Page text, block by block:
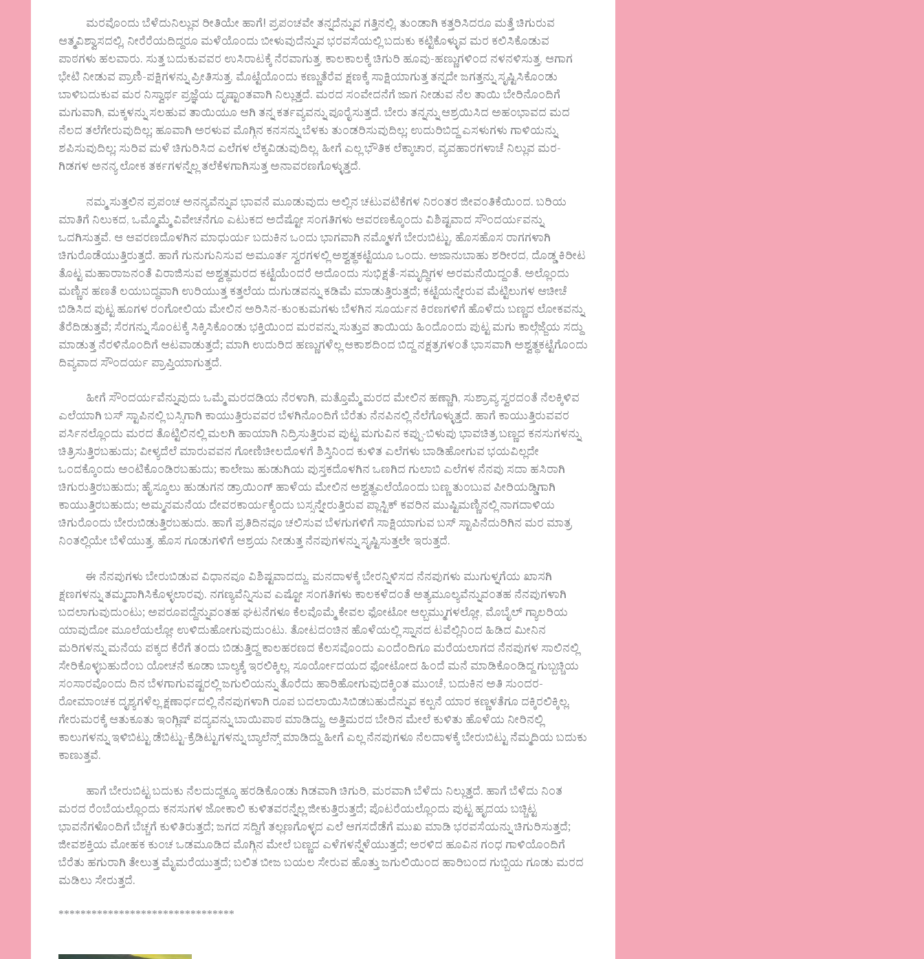
ಮರವೊಂದು ಬೆಳೆದುನಿಲ್ಲುವ ರೀತಿಯೇ ಹಾಗೆ! ಪ್ರಪಂಚವೇ ತನ್ನದೆನ್ನುವ ಗತ್ತಿನಲ್ಲಿ, ತುಂಡಾಗಿ ಕತ್ತರಿಸಿದರೂ ಮತ್ತೆ ಚಿಗುರುವ
ಆತ್ಮವಿಶ್ವಾಸದಲ್ಲಿ, ನೀರೆರೆಯದಿದ್ದರೂ ಮಳೆಯೊಂದು ಬೀಳುವುದೆನ್ನುವ ಭರವಸೆಯಲ್ಲಿ ಬದುಕು ಕಟ್ಟಿಕೊಳ್ಳುವ ಮರ ಕಲಿಸಿಕೊಡುವ
ಪಾಠಗಳು ಹಲವಾರು. ಸುತ್ತ ಬದುಕುವವರ ಉಸಿರಾಟಕ್ಕೆ ನೆರವಾಗುತ್ತ, ಕಾಲಕಾಲಕ್ಕೆ ಚಿಗುರಿ ಹೂವು-ಹಣ್ಣುಗಳಿಂದ ನಳನಳಿಸುತ್ತ, ಆಗಾಗ
ಭೇಟಿ ನೀಡುವ ಪ್ರಾಣಿ-ಪಕ್ಷಿಗಳನ್ನು ಪ್ರೀತಿಸುತ್ತ, ಮೊಟ್ಟೆಯೊಂದು ಕಣ್ಣುತೆರೆವ ಕ್ಷಣಕ್ಕೆ ಸಾಕ್ಷಿಯಾಗುತ್ತ ತನ್ನದೇ ಜಗತ್ತನ್ನು ಸೃಷ್ಟಿಸಿಕೊಂಡು
ಬಾಳಿಬದುಕುವ ಮರ ನಿಸ್ವಾರ್ಥ ಪ್ರಜ್ಞೆಯ ದೃಷ್ಟಾಂತವಾಗಿ ನಿಲ್ಲುತ್ತದೆ. ಮರದ ಸಂವೇದನೆಗೆ ಜಾಗ ನೀಡುವ ನೆಲ ತಾಯಿ ಬೇರಿನೊಂದಿಗೆ
ಮಗುವಾಗಿ, ಮಕ್ಕಳನ್ನು ಸಲಹುವ ತಾಯಿಯೂ ಆಗಿ ತನ್ನ ಕರ್ತವ್ಯವನ್ನು ಪೂರೈಸುತ್ತದೆ. ಬೇರು ತನ್ನನ್ನು ಆಶ್ರಯಿಸಿದ ಅಹಂಭಾವದ ಮದ
ನೆಲದ ತಲೆಗೇರುವುದಿಲ್ಲ; ಹೂವಾಗಿ ಅರಳುವ ಮೊಗ್ಗಿನ ಕನಸನ್ನು ಬೆಳಕು ತುಂಡರಿಸುವುದಿಲ್ಲ; ಉದುರಿಬಿದ್ದ ಎಸಳುಗಳು ಗಾಳಿಯನ್ನು
ಶಪಿಸುವುದಿಲ್ಲ; ಸುರಿವ ಮಳೆ ಚಿಗುರಿಸಿದ ಎಲೆಗಳ ಲೆಕ್ಕವಿಡುವುದಿಲ್ಲ. ಹೀಗೆ ಎಲ್ಲ ಭೌತಿಕ ಲೆಕ್ಕಾಚಾರ, ವ್ಯವಹಾರಗಳಾಚೆ ನಿಲ್ಲುವ ಮರ-
ಗಿಡಗಳ ಅನನ್ಯ ಲೋಕ ತರ್ಕಗಳನ್ನೆಲ್ಲ ತಲೆಕೆಳಗಾಗಿಸುತ್ತ ಅನಾವರಣಗೊಳ್ಳುತ್ತದೆ.
ನಮ್ಮ ಸುತ್ತಲಿನ ಪ್ರಪಂಚ ಅನನ್ಯವೆನ್ನುವ ಭಾವನೆ ಮೂಡುವುದು ಅಲ್ಲಿನ ಚಟುವಟಿಕೆಗಳ ನಿರಂತರ ಜೀವಂತಿಕೆಯಿಂದ. ಬರಿಯ
ಮಾತಿಗೆ ನಿಲುಕದ, ಒಮ್ಮೊಮ್ಮೆ ವಿವೇಚನೆಗೂ ಎಟುಕದ ಅದೆಷ್ಟೋ ಸಂಗತಿಗಳು ಆವರಣಕ್ಕೊಂದು ವಿಶಿಷ್ಟವಾದ ಸೌಂದರ್ಯವನ್ನು
ಒದಗಿಸುತ್ತವೆ. ಆ ಆವರಣದೊಳಗಿನ ಮಾಧುರ್ಯ ಬದುಕಿನ ಒಂದು ಭಾಗವಾಗಿ ನಮ್ಮೊಳಗೆ ಬೇರುಬಿಟ್ಟು, ಹೊಸಹೊಸ ರಾಗಗಳಾಗಿ
ಚಿಗುರೊಡೆಯುತ್ತಿರುತ್ತದೆ. ಹಾಗೆ ಗುನುಗುನಿಸುವ ಅಮೂರ್ತ ಸ್ವರಗಳಲ್ಲಿ ಅಶ್ವತ್ಥಕಟ್ಟೆಯೂ ಒಂದು. ಅಜಾನುಬಾಹು ಶರೀರದ, ದೊಡ್ಡ ಕಿರೀಟ
ತೊಟ್ಟ ಮಹಾರಾಜನಂತೆ ವಿರಾಜಿಸುವ ಅಶ್ವತ್ಥಮರದ ಕಟ್ಟೆಯೆಂದರೆ ಅದೊಂದು ಸುಭಿಕ್ಷತೆ-ಸಮೃದ್ಧಿಗಳ ಅರಮನೆಯಿದ್ದಂತೆ. ಅಲ್ಲೊಂದು
ಮಣ್ಣಿನ ಹಣತೆ ಲಯಬದ್ಧವಾಗಿ ಉರಿಯುತ್ತ ಕತ್ತಲೆಯ ದುಗುಡವನ್ನು ಕಡಿಮೆ ಮಾಡುತ್ತಿರುತ್ತದೆ; ಕಟ್ಟೆಯನ್ನೇರುವ ಮೆಟ್ಟಿಲುಗಳ ಆಚೀಚೆ
ಬಿಡಿಸಿದ ಪುಟ್ಟ ಹೂಗಳ ರಂಗೋಲಿಯ ಮೇಲಿನ ಅರಿಸಿನ-ಕುಂಕುಮಗಳು ಬೆಳಗಿನ ಸೂರ್ಯನ ಕಿರಣಗಳಿಗೆ ಹೊಳೆದು ಬಣ್ಣದ ಲೋಕವನ್ನು
ತೆರೆದಿಡುತ್ತವೆ; ಸೆರಗನ್ನು ಸೊಂಟಕ್ಕೆ ಸಿಕ್ಕಿಸಿಕೊಂಡು ಭಕ್ತಿಯಿಂದ ಮರವನ್ನು ಸುತ್ತುವ ತಾಯಿಯ ಹಿಂದೊಂದು ಪುಟ್ಟ ಮಗು ಕಾಲ್ಗೆಜ್ಜೆಯ ಸದ್ದು
ಮಾಡುತ್ತ ನೆರಳಿನೊಂದಿಗೆ ಆಟವಾಡುತ್ತದೆ; ಮಾಗಿ ಉದುರಿದ ಹಣ್ಣುಗಳೆಲ್ಲ ಆಕಾಶದಿಂದ ಬಿದ್ದ ನಕ್ಷತ್ರಗಳಂತೆ ಭಾಸವಾಗಿ ಅಶ್ವತ್ಥಕಟ್ಟೆಗೊಂದು
ದಿವ್ಯವಾದ ಸೌಂದರ್ಯ ಪ್ರಾಪ್ತಿಯಾಗುತ್ತದೆ.
ಹೀಗೆ ಸೌಂದರ್ಯವೆನ್ನುವುದು ಒಮ್ಮೆ ಮರದಡಿಯ ನೆರಳಾಗಿ, ಮತ್ತೊಮ್ಮೆ ಮರದ ಮೇಲಿನ ಹಣ್ಣಾಗಿ, ಸುಶ್ರಾವ್ಯ ಸ್ವರದಂತೆ ನೆಲಕ್ಕಿಳಿವ
ಎಲೆಯಾಗಿ ಬಸ್ ಸ್ಟಾಪಿನಲ್ಲಿ ಬಸ್ಸಿಗಾಗಿ ಕಾಯುತ್ತಿರುವವರ ಬೆಳಗಿನೊಂದಿಗೆ ಬೆರೆತು ನೆನಪಿನಲ್ಲಿ ನೆಲೆಗೊಳ್ಳುತ್ತದೆ. ಹಾಗೆ ಕಾಯುತ್ತಿರುವವರ
ಪರ್ಸಿನಲ್ಲೊಂದು ಮರದ ತೊಟ್ಟಿಲಿನಲ್ಲಿ ಮಲಗಿ ಹಾಯಾಗಿ ನಿದ್ರಿಸುತ್ತಿರುವ ಪುಟ್ಟ ಮಗುವಿನ ಕಪ್ಪು-ಬಿಳುಪು ಭಾವಚಿತ್ರ ಬಣ್ಣದ ಕನಸುಗಳನ್ನು
ಚಿತ್ರಿಸುತ್ತಿರಬಹುದು; ವೀಳ್ಯದೆಲೆ ಮಾರುವವನ ಗೋಣಿಚೀಲದೊಳಗೆ ಶಿಸ್ತಿನಿಂದ ಕುಳಿತ ಎಲೆಗಳು ಬಾಡಿಹೋಗುವ ಭಯವಿಲ್ಲದೇ
ಒಂದಕ್ಕೊಂದು ಅಂಟಿಕೊಂಡಿರಬಹುದು; ಕಾಲೇಜು ಹುಡುಗಿಯ ಪುಸ್ತಕದೊಳಗಿನ ಒಣಗಿದ ಗುಲಾಬಿ ಎಲೆಗಳ ನೆನಪು ಸದಾ ಹಸಿರಾಗಿ
ಚಿಗುರುತ್ತಿರಬಹುದು; ಹೈಸ್ಕೂಲು ಹುಡುಗನ ಡ್ರಾಯಿಂಗ್ ಹಾಳೆಯ ಮೇಲಿನ ಅಶ್ವತ್ಥಎಲೆಯೊಂದು ಬಣ್ಣ ತುಂಬುವ ಪೀರಿಯಡ್ಡಿಗಾಗಿ
ಕಾಯುತ್ತಿರಬಹುದು; ಅಮ್ಮನಮನೆಯ ದೇವರಕಾರ್ಯಕ್ಕೆಂದು ಬಸ್ಸನ್ನೇರುತ್ತಿರುವ ಪ್ಲಾಸ್ಟಿಕ್ ಕವರಿನ ಮುಷ್ಟಿಮಣ್ಣಿನಲ್ಲಿ ನಾಗದಾಳಿಯ
ಚಿಗುರೊಂದು ಬೇರುಬಿಡುತ್ತಿರಬಹುದು. ಹಾಗೆ ಪ್ರತಿದಿನವೂ ಚಲಿಸುವ ಬೆಳಗುಗಳಿಗೆ ಸಾಕ್ಷಿಯಾಗುವ ಬಸ್ ಸ್ಟಾಪಿನೆದುರಿಗಿನ ಮರ ಮಾತ್ರ
ನಿಂತಲ್ಲಿಯೇ ಬೆಳೆಯುತ್ತ, ಹೊಸ ಗೂಡುಗಳಿಗೆ ಆಶ್ರಯ ನೀಡುತ್ತ ನೆನಪುಗಳನ್ನು ಸೃಷ್ಟಿಸುತ್ತಲೇ ಇರುತ್ತದೆ.
ಈ ನೆನಪುಗಳು ಬೇರುಬಿಡುವ ವಿಧಾನವೂ ವಿಶಿಷ್ಟವಾದದ್ದು. ಮನದಾಳಕ್ಕೆ ಬೇರನ್ನಿಳಿಸದ ನೆನಪುಗಳು ಮುಗುಳ್ನಗೆಯ ಖಾಸಗಿ
ಕ್ಷಣಗಳನ್ನು ತಮ್ಮದಾಗಿಸಿಕೊಳ್ಳಲಾರವು. ನಗಣ್ಯವೆನ್ನಿಸುವ ಎಷ್ಟೋ ಸಂಗತಿಗಳು ಕಾಲಕಳೆದಂತೆ ಅತ್ಯಮೂಲ್ಯವೆನ್ನುವಂತಹ ನೆನಪುಗಳಾಗಿ
ಬದಲಾಗುವುದುಂಟು; ಅಪರೂಪದ್ದೆನ್ನುವಂತಹ ಘಟನೆಗಳೂ ಕೆಲವೊಮ್ಮೆ ಕೇವಲ ಫೋಟೋ ಆಲ್ಬಮ್ಮುಗಳಲ್ಲೋ, ಮೊಬೈಲ್ ಗ್ಯಾಲರಿಯ
ಯಾವುದೋ ಮೂಲೆಯಲ್ಲೋ ಉಳಿದುಹೋಗುವುದುಂಟು. ತೋಟದಂಚಿನ ಹೊಳೆಯಲ್ಲಿ ಸ್ನಾನದ ಟವೆಲ್ಲಿನಿಂದ ಹಿಡಿದ ಮೀನಿನ
ಮರಿಗಳನ್ನು ಮನೆಯ ಪಕ್ಕದ ಕೆರೆಗೆ ತಂದು ಬಿಡುತ್ತಿದ್ದ ಕಾಲಹರಣದ ಕೆಲಸವೊಂದು ಎಂದೆಂದಿಗೂ ಮರೆಯಲಾಗದ ನೆನಪುಗಳ ಸಾಲಿನಲ್ಲಿ
ಸೇರಿಕೊಳ್ಳಬಹುದೆಂಬ ಯೋಚನೆ ಕೂಡಾ ಬಾಲ್ಯಕ್ಕೆ ಇರಲಿಕ್ಕಿಲ್ಲ. ಸೂರ್ಯೋದಯದ ಫೋಟೋದ ಹಿಂದೆ ಮನೆ ಮಾಡಿಕೊಂಡಿದ್ದ ಗುಬ್ಬಚ್ಚಿಯ
ಸಂಸಾರವೊಂದು ದಿನ ಬೆಳಗಾಗುವಷ್ಟರಲ್ಲಿ ಜಗುಲಿಯನ್ನು ತೊರೆದು ಹಾರಿಹೋಗುವುದಕ್ಕಿಂತ ಮುಂಚೆ, ಬದುಕಿನ ಅತಿ ಸುಂದರ-
ರೋಮಾಂಚಕ ದೃಶ್ಯಗಳೆಲ್ಲ ಕ್ಷಣಾರ್ಧದಲ್ಲಿ ನೆನಪುಗಳಾಗಿ ರೂಪ ಬದಲಾಯಿಸಿಬಿಡಬಹುದೆನ್ನುವ ಕಲ್ಪನೆ ಯಾರ ಕಣ್ಣಳತೆಗೂ ದಕ್ಕಿರಲಿಕ್ಕಿಲ್ಲ.
ಗೇರುಮರಕ್ಕೆ ಆತುಕೂತು ಇಂಗ್ಲಿಷ್ ಪದ್ಯವನ್ನು ಬಾಯಿಪಾಠ ಮಾಡಿದ್ದು, ಅತ್ತಿಮರದ ಬೇರಿನ ಮೇಲೆ ಕುಳಿತು ಹೊಳೆಯ ನೀರಿನಲ್ಲಿ
ಕಾಲುಗಳನ್ನು ಇಳಿಬಿಟ್ಟು ಡೆಬಿಟ್ಟು-ಕ್ರೆಡಿಟ್ಟುಗಳನ್ನು ಬ್ಯಾಲೆನ್ಸ್ ಮಾಡಿದ್ದು ಹೀಗೆ ಎಲ್ಲ ನೆನಪುಗಳೂ ನೆಲದಾಳಕ್ಕೆ ಬೇರುಬಿಟ್ಟು ನೆಮ್ಮದಿಯ ಬದುಕು
ಕಾಣುತ್ತವೆ.
ಹಾಗೆ ಬೇರುಬಿಟ್ಟ ಬದುಕು ನೆಲದುದ್ದಕ್ಕೂ ಹರಡಿಕೊಂಡು ಗಿಡವಾಗಿ ಚಿಗುರಿ, ಮರವಾಗಿ ಬೆಳೆದು ನಿಲ್ಲುತ್ತದೆ. ಹಾಗೆ ಬೆಳೆದು ನಿಂತ
ಮರದ ರೆಂಬೆಯಲ್ಲೊಂದು ಕನಸುಗಳ ಜೋಕಾಲಿ ಕುಳಿತವರನ್ನೆಲ್ಲ ಜೀಕುತ್ತಿರುತ್ತದೆ; ಪೊಟರೆಯಲ್ಲೊಂದು ಪುಟ್ಟ ಹೃದಯ ಬಚ್ಚಿಟ್ಟ
ಭಾವನೆಗಳೊಂದಿಗೆ ಬೆಚ್ಚಗೆ ಕುಳಿತಿರುತ್ತದೆ; ಜಗದ ಸದ್ದಿಗೆ ತಲ್ಲಣಗೊಳ್ಳದ ಎಲೆ ಆಗಸದೆಡೆಗೆ ಮುಖ ಮಾಡಿ ಭರವಸೆಯನ್ನು ಚಿಗುರಿಸುತ್ತದೆ;
ಜೀವಶಕ್ತಿಯ ಮೋಹಕ ಕುಂಚ ಒಡಮೂಡಿದ ಮೊಗ್ಗಿನ ಮೇಲೆ ಬಣ್ಣದ ಎಳೆಗಳನ್ನೆಳೆಯುತ್ತದೆ; ಅರಳಿದ ಹೂವಿನ ಗಂಧ ಗಾಳಿಯೊಂದಿಗೆ
ಬೆರೆತು ಹಗುರಾಗಿ ತೇಲುತ್ತ ಮೈಮರೆಯುತ್ತದೆ; ಬಲಿತ ಬೀಜ ಬಯಲ ಸೇರುವ ಹೊತ್ತು ಜಗುಲಿಯಿಂದ ಹಾರಿಬಂದ ಗುಬ್ಬಿಯ ಗೂಡು ಮರದ
ಮಡಿಲು ಸೇರುತ್ತದೆ.
********************************